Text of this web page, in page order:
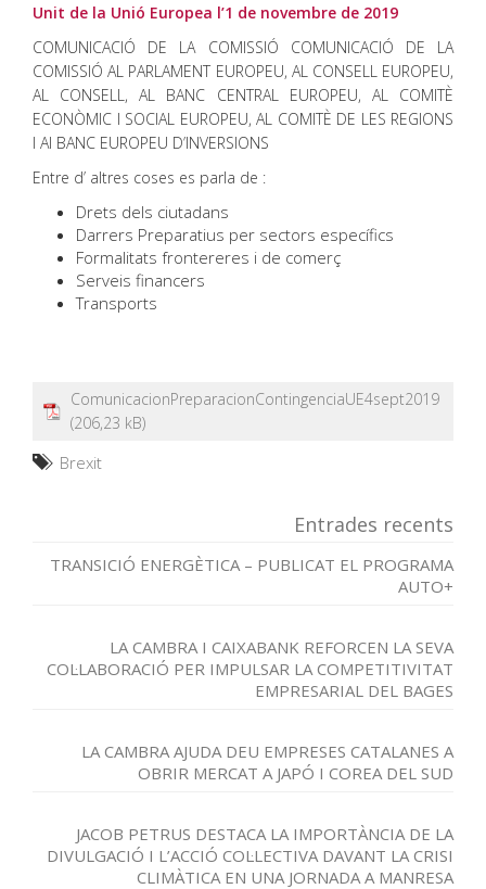
Unit de la Unió Europea l’1 de novembre de 2019
COMUNICACIÓ DE LA COMISSIÓ COMUNICACIÓ DE LA
COMISSIÓ AL PARLAMENT EUROPEU, AL CONSELL EUROPEU,
AL CONSELL, AL BANC CENTRAL EUROPEU, AL COMITÈ
ECONÒMIC I SOCIAL EUROPEU, AL COMITÈ DE LES REGIONS
I Al BANC EUROPEU D’INVERSIONS
Entre d’ altres coses es parla de :
Drets dels ciutadans
Darrers Preparatius per sectors específics
Formalitats frontereres i de comerç
Serveis financers
Transports
ComunicacionPreparacionContingenciaUE4sept2019
Brexit
Entrades recents
TRANSICIÓ ENERGÈTICA – PUBLICAT EL PROGRAMA
AUTO+
LA CAMBRA I CAIXABANK REFORCEN LA SEVA
COL·LABORACIÓ PER IMPULSAR LA COMPETITIVITAT
EMPRESARIAL DEL BAGES
LA CAMBRA AJUDA DEU EMPRESES CATALANES A
OBRIR MERCAT A JAPÓ I COREA DEL SUD
JACOB PETRUS DESTACA LA IMPORTÀNCIA DE LA
DIVULGACIÓ I L’ACCIÓ COL·LECTIVA DAVANT LA CRISI
CLIMÀTICA EN UNA JORNADA A MANRESA